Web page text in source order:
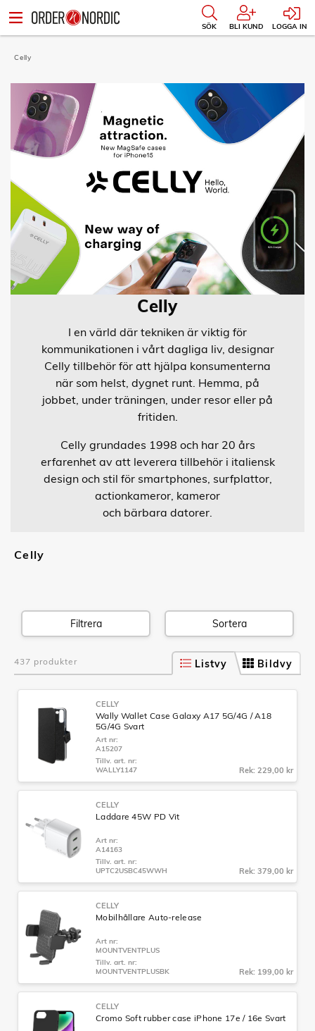
SÖK BLI KUND LOGGA IN
Celly
Celly
I en värld där tekniken är viktig för
kommunikationen i vårt dagliga liv, designar
Celly tillbehör för att hjälpa konsumenterna
när som helst, dygnet runt. Hemma, på
jobbet, under träningen, under resor eller på
fritiden.
Celly grundades 1998 och har 20 års
erfarenhet av att leverera tillbehör i italiensk
design och stil för smartphones, surfplattor,
actionkameror, kameror
och bärbara datorer.
Celly
Filtrera Sortera
437 produkter Bildvy
Listvy
CELLY
Wally Wallet Case Galaxy A17 5G/4G / A18
5G/4G Svart
Art nr:
A15207
Tillv. art. nr:
WALLY1147
Rek: 229,00 kr
CELLY
Laddare 45W PD Vit
Art nr:
A14163
Tillv. art. nr:
UPTC2USBC45WWH
Rek: 379,00 kr
CELLY
Mobilhållare Auto-release
Art nr:
MOUNTVENTPLUS
Tillv. art. nr:
MOUNTVENTPLUSBK
Rek: 199,00 kr
CELLY
Cromo Soft rubber case iPhone 17e / 16e Svart